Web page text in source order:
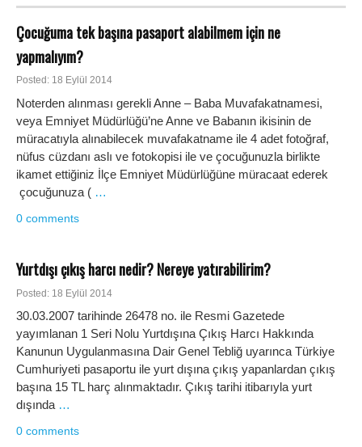
Çocuğuma tek başına pasaport alabilmem için ne
yapmalıyım?
Posted: 18 Eylül 2014
Noterden alınması gerekli Anne – Baba Muvafakatnamesi,
veya Emniyet Müdürlüğü’ne Anne ve Babanın ikisinin de
müracatıyla alınabilecek muvafakatname ile 4 adet fotoğraf,
nüfus cüzdanı aslı ve fotokopisi ile ve çocuğunuzla birlikte
ikamet ettiğiniz İlçe Emniyet Müdürlüğüne müracaat ederek
çocuğunuza ( …
0 comments
Yurtdışı çıkış harcı nedir? Nereye yatırabilirim?
Posted: 18 Eylül 2014
30.03.2007 tarihinde 26478 no. ile Resmi Gazetede
yayımlanan 1 Seri Nolu Yurtdışına Çıkış Harcı Hakkında
Kanunun Uygulanmasına Dair Genel Tebliğ uyarınca Türkiye
Cumhuriyeti pasaportu ile yurt dışına çıkış yapanlardan çıkış
başına 15 TL harç alınmaktadır. Çıkış tarihi itibarıyla yurt
dışında …
0 comments